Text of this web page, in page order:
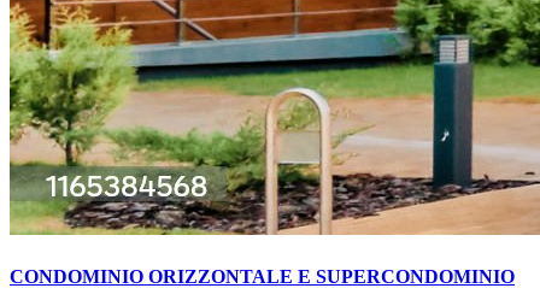
CONDOMINIO ORIZZONTALE E SUPERCONDOMINIO